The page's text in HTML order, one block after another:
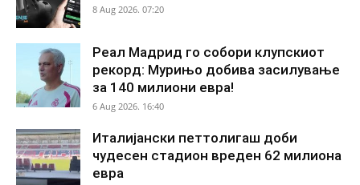
8 Aug 2026. 07:20
Реал Мадрид го собори клупскиот
рекорд: Мурињо добива засилување
за 140 милиони евра!
6 Aug 2026. 16:40
Италијански петтолигаш доби
чудесен стадион вреден 62 милиона
евра